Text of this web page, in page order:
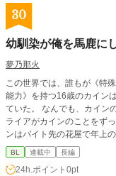
30
幼馴染が俺を馬鹿に
夢乃那火
この世界では、誰もが《特殊能力》を
能力》を持つ16歳のカイン
ていた。 なんでも、カイン
ライアがカインのことをずっと小
ンはバイト先の花屋で年上
カインに重い感情を持つ幼
イが、カインをめぐってバ
BL 連載中 長編
24h.ポイント 0pt